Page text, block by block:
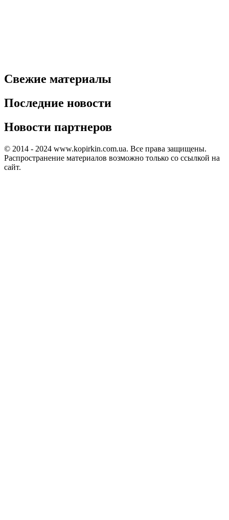
Свежие материалы
Последние новости
Новости партнеров
© 2014 - 2024 www.kopirkin.com.ua. Все права защищены.
Распространение материалов возможно только со ссылкой на
сайт.